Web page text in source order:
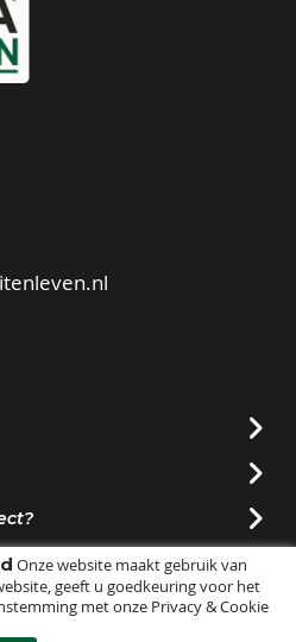
Onze website maakt gebruik van
geeft u goedkeuring voor het
met onze Privacy & Cookie